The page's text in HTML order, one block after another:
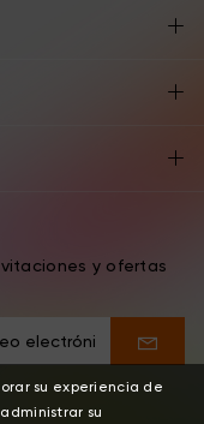
y ofertas
su experiencia de
su